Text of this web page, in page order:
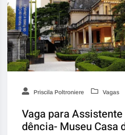
Priscila Poltroniere Vagas
Vaga para
dência- Museu Casa